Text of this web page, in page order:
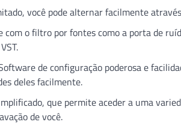
você pode alternar facilmente
o filtro por fontes como a porta de
de configuração poderosa e
deles facilmente.
que permite aceder a uma
de você.